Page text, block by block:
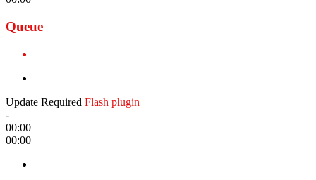
Queue
Update Required Flash plugin
-
00:00
00:00